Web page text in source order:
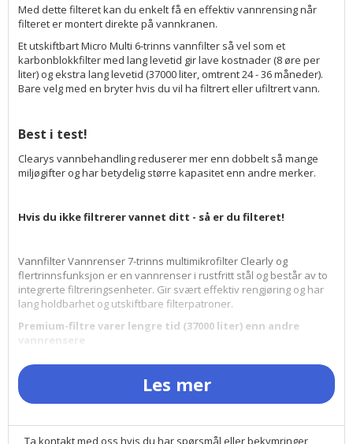
Med dette filteret kan du enkelt få en effektiv vannrensing når
filteret er montert direkte på vannkranen.
Et utskiftbart Micro Multi 6-trinns vannfilter så vel som et
karbonblokkfilter med lang levetid gir lave kostnader (8 øre per
liter) og ekstra lang levetid (37000 liter, omtrent 24 - 36 måneder).
Bare velg med en bryter hvis du vil ha filtrert eller ufiltrert vann.
Best i test!
Clearys vannbehandling reduserer mer enn dobbelt så mange
miljøgifter og har betydelig større kapasitet enn andre merker.
Hvis du ikke filtrerer vannet ditt - så er du filteret!
Vannfilter Vannrenser 7-trinns multimikrofilter Clearly og
flertrinnsfunksjon er en vannrenser i rustfritt stål og består av to
integrerte filtreringsenheter. Gir svært effektiv rengjøring og har
lang holdbarhet og utskiftbare filterpatroner.
Premium-filtre varer lengre tid (37000 liter) enn andre
Vannfilter Vannrenser Multimicro 7 trinn Clearly er
markedsledende for sin svært effektive Multi-Step-funksjon og
passer til alle kraner og har en velger for filtrert eller ufiltrert
vann. Fjerner hundrevis av forurensninger, dårlig lukt og smak i
Les mer
Ta kontakt med oss hvis du har spørsmål eller bekymringer